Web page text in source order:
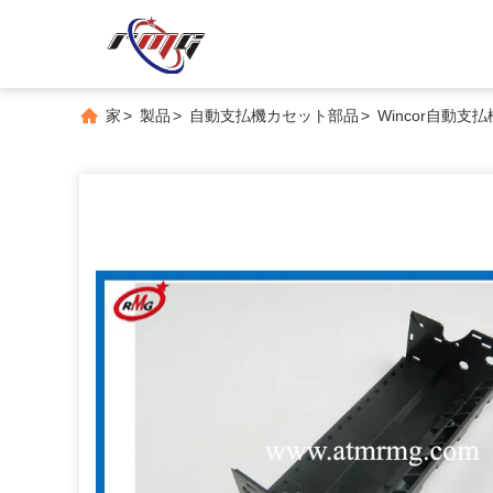
家> 製品> 自動支払機カセット部品> Wincor自動支払